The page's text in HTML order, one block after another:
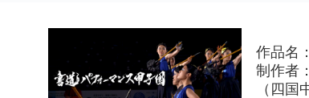
作品名
制作者
（四